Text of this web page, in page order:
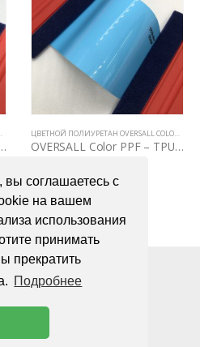
вы соглашаетесь с
на вашем
использования
принимать
прекратить
Подробнее
COLOR PPF
Morganite Pink
ЦВЕТНОЙ ПОЛИУРЕТАН OVERSALL COLOR PPF
OVERSALL Color PPF – TPU2009 Sky Blue
В КОРЗИНУ